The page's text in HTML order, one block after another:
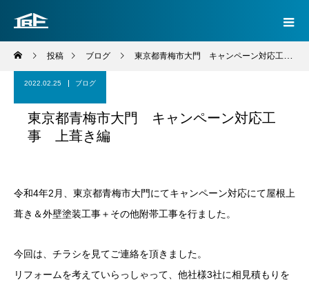
投稿 ブログ 東京都青梅市大門 キャンペーン対応工事 上葺き編
2022.02.25 ブログ
東京都青梅市大門 キャンペーン対応工
事 上葺き編
令和4年2月、東京都青梅市大門にてキャンペーン対応にて屋根上
葺き＆外壁塗装工事＋その他附帯工事を行ました。
今回は、チラシを見てご連絡を頂きました。
リフォームを考えていらっしゃって、他社様3社に相見積もりを